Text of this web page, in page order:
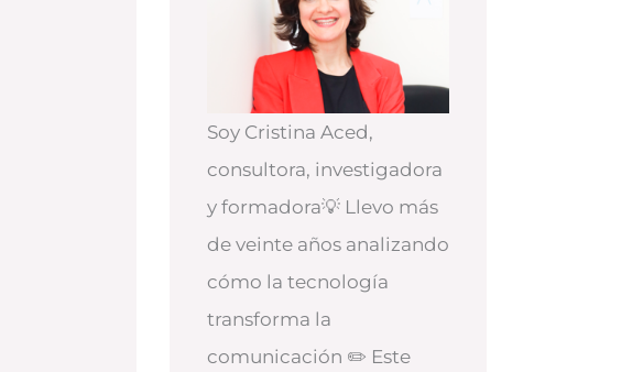
Soy Cristina Aced,
consultora, investigadora
y formadora💡 Llevo más
de veinte años analizando
cómo la tecnología
transforma la
comunicación ✏️ Este